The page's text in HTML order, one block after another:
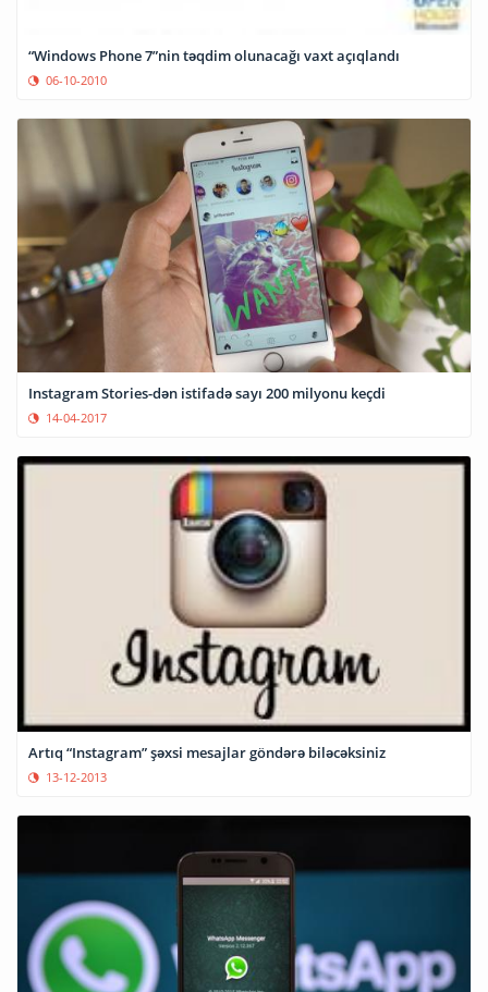
“Windows Phone 7”nin təqdim olunacağı vaxt açıqlandı
06-10-2010
Instagram Stories-dən istifadə sayı 200 milyonu keçdi
14-04-2017
Artıq “Instagram” şəxsi mesajlar göndərə biləcəksiniz
13-12-2013